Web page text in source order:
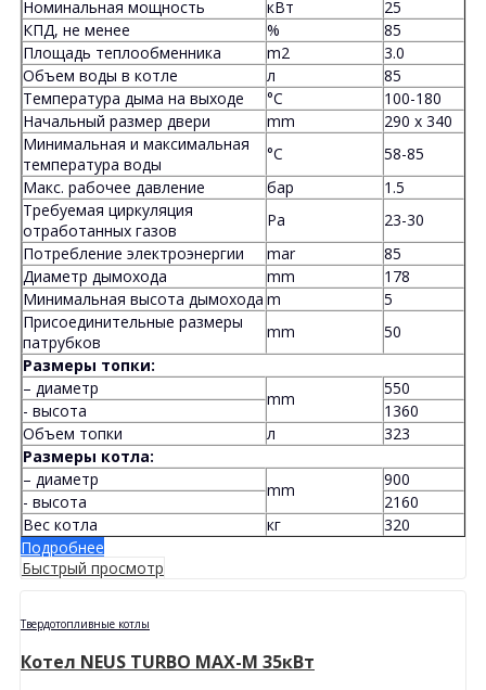
Номинальная мощность кВт
25
КПД, не менее
%
85
Площадь теплообменника
m2
3.0
Объем воды в котле
л
85
Температура дыма на выходе
°C
100-180
Начальный размер двери
mm
290 x 340
Минимальная и максимальная
температура воды
°C
58-85
Макс. рабочее давление
бар
1.5
Требуемая циркуляция
отработанных газов
Pa
23-30
Потребление электроэнергии
mar
85
Диаметр дымохода
mm
178
Минимальная высота дымохода m
5
Присоединительные размеры
патрубков
mm
50
Размеры топки:
– диаметр
mm
550
- высота
1360
Объем топки
л
323
Размеры котла:
– диаметр
mm
900
- высота
2160
Вес котла
кг
320
Подробнее
Быстрый просмотр
Твердотопливные котлы
Котел NEUS TURBO MAX-M 35кВт